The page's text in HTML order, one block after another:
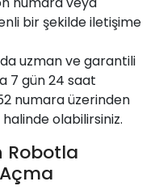
bir şekilde iletişime
uzman ve garantili
7 gün 24 saat
numara üzerinden
olabilirsiniz.
Robotla